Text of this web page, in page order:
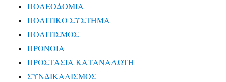
ΠΟΛΕΟΔΟΜΙΑ
ΠΟΛΙΤΙΚΟ ΣΥΣΤΗΜΑ
ΠΟΛΙΤΙΣΜΟΣ
ΠΡΟΝΟΙΑ
ΠΡΟΣΤΑΣΙΑ ΚΑΤΑΝΑΛΩΤΗ
ΣΥΝΔΙΚΑΛΙΣΜΟΣ